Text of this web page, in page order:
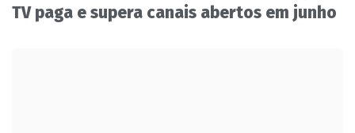
TV paga e supera canais abertos em junho